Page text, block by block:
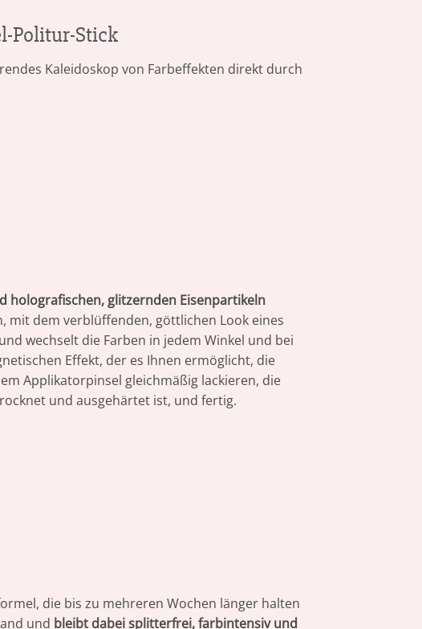
Politur-Stick
Kaleidoskop von Farbeffekten direkt durch
holografischen, glitzernden Eisenpartikeln
mit dem verblüffenden, göttlichen Look eines
wechselt die Farben in jedem Winkel und bei
Effekt, der es Ihnen ermöglicht, die
Applikatorpinsel gleichmäßig lackieren, die
und ausgehärtet ist, und fertig.
die bis zu mehreren Wochen länger halten
und bleibt dabei splitterfrei, farbintensiv und